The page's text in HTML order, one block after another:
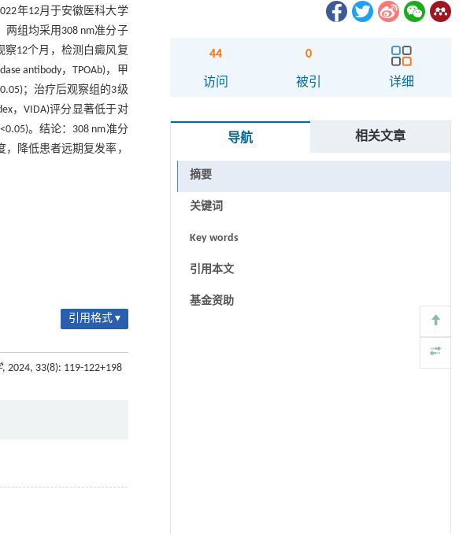
年12月于安徽医科大学
组均采用308 nm准分子
12个月，检测白癜风复
antibody，TPOAb)，甲
；治疗后观察组的3级
，VIDA)评分显著低于对
。结论：308 nm准分
降低患者远期复发率，
引用格式 ▾
, 2024, 33(8): 119-122+198
44
访问
0
被引 详细
导航 相关文章
摘要
关键词
Key words
引用本文
基金资助